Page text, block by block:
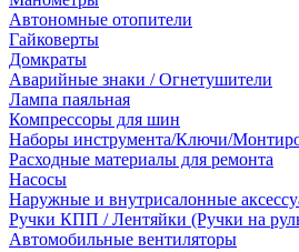
Автономные отопители
Гайковерты
Домкраты
Аварийные знаки / Огнетушители
Лампа паяльная
Компрессоры для шин
Наборы инструмента/Ключи/
Расходные материалы для ремонта
Насосы
Наружные и внутрисалонные
Ручки КПП / Лентяйки (Ручки на
Автомобильные вентиляторы